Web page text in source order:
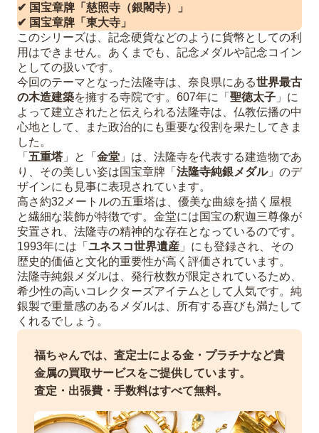
✔ 国宝章牌「慈照寺（銀閣寺）」
✔ 国宝章牌「東大寺」
このシリーズは、記念硬貨などのように貨幣としての利
用はできません。あくまでも、記念メダルや記念コイン
としての扱いです。
今回のテーマとなった法隆寺は、奈良県にある世界最古
の木造建築を擁する寺院です。607年に「 聖徳太子 」に
よって建立されたと伝えられる法隆寺は、仏教伝播の中
心地として、また政治的にも重要な役割を果たしてきま
した。
「 五重塔」と「 金堂 」は、法隆寺を代表する建造物であ
り、その美しい姿は国宝章牌「 法隆寺純銀メダル」のデ
ザインにも見事に表現されています。
高さ約32メートルの五重塔は、優美な曲線を描く屋根
と繊細な装飾が特徴です。金堂には国宝の釈迦三尊像が
安置され、法隆寺の精神的な存在となっているのです。
1993年には「 ユネスコ世界遺産 」にも登録され、その
歴史的価値と文化的重要性が高く評価されています。
法隆寺純銀メダルは、発行枚数が限定されているため、
希少性の高いコレクターズアイテムとして人気です。純
銀製で重量感のあるメダルは、所有する喜びも満たして
くれるでしょう。
福ちゃんでは、査定士による金・プラチナなど貴
金属の買取サービスをご提供しています。
査定・出張費・手数料はすべて無料。